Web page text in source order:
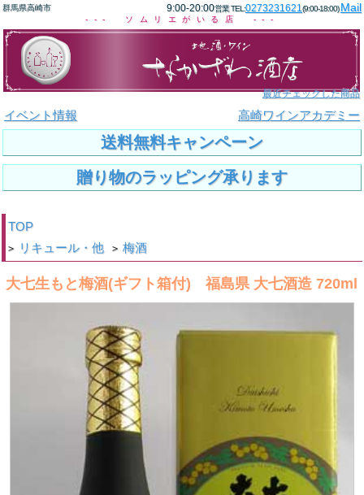
群馬県高崎市 9:00-20:00営業 TEL:0273231621(9:00-18:00)Mail
--- ソムリエがいる店 ---
最近チェックした商品
イベント情報 高崎ワインアカデミー
送料無料キャンペーン
贈り物のラッピング承ります
TOP
> リキュール・他 > 梅酒
大七生もと梅酒(ギフト箱付) 福島県 大七酒造 720ml